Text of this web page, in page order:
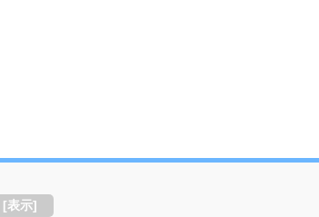
[表示]